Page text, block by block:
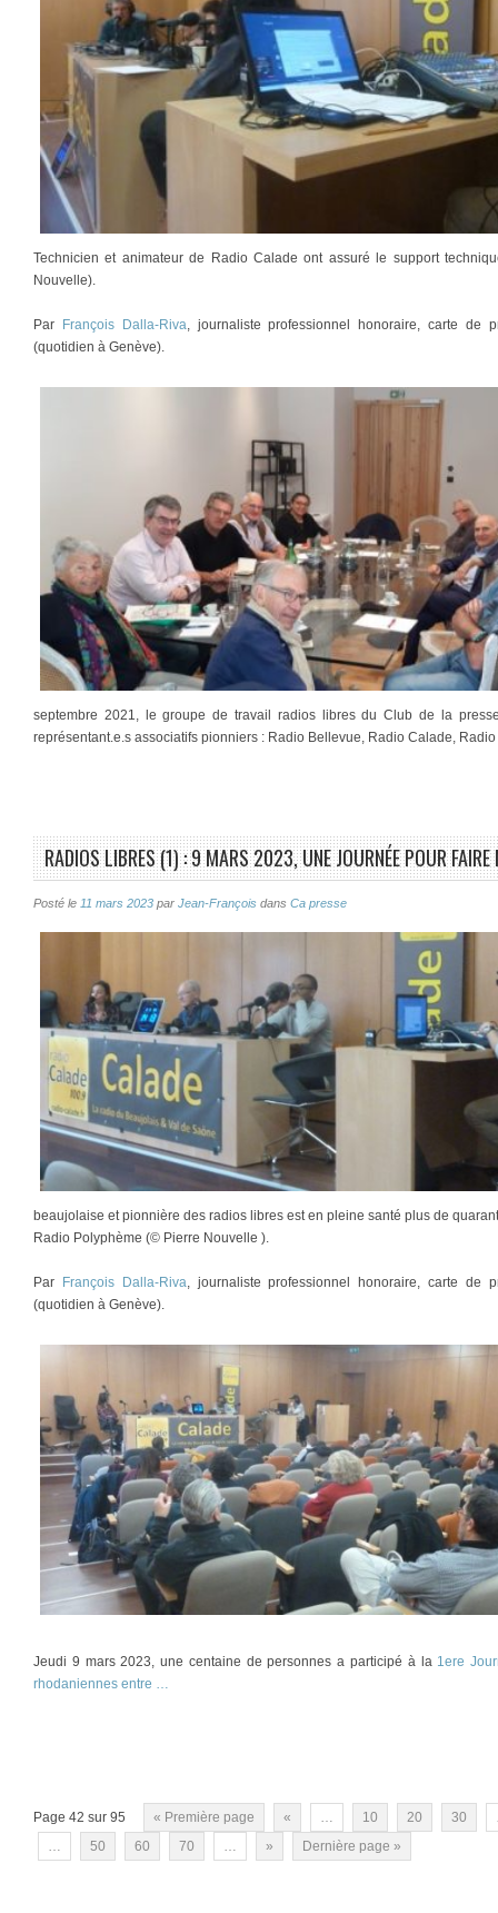
Technicien et animateur de Radio Calade ont assuré le support
Nouvelle).
Par François Dalla-Riva, journaliste professionnel honoraire, carte de
(quotidien à Genève).
septembre 2021, le groupe de travail radios libres du Club de la
représentant.e.s associatifs pionniers : Radio Bellevue, Radio Calade,
RADIOS LIBRES (1) : 9 MARS 2023, UNE JOURNÉE POUR FAIRE
Posté le 11 mars 2023 par Jean-François dans Ca presse
beaujolaise et pionnière des radios libres est en pleine santé plus de
Radio Polyphème (© Pierre Nouvelle ).
Par François Dalla-Riva , journaliste professionnel honoraire, carte de
(quotidien à Genève).
Jeudi 9 mars 2023, une centaine de personnes a participé à la 1ere
rhodaniennes entre …
Page 42 sur 95 « Première page « … 10 20 30
…
50 60 70 … » Dernière page »